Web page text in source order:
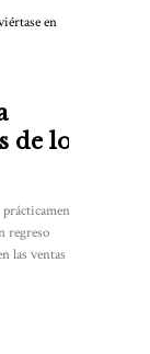
de los
regreso
ventas año tras